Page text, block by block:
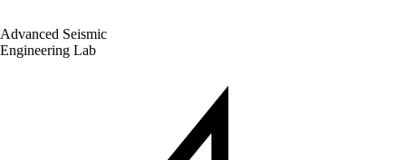
Advanced Seismic
Engineering Lab